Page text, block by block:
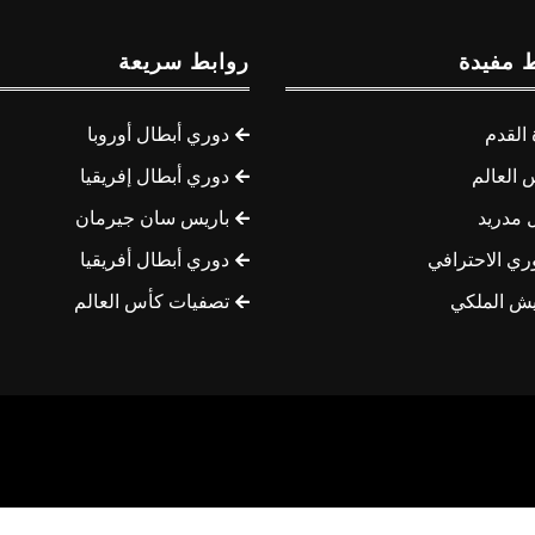
مفيدة
القدم
العالم
مدريد
الاحترافي
الملكي
روابط سريعة
دوري أبطال أوروبا
دوري أبطال إفريقيا
باريس سان جيرمان
دوري أبطال أفريقيا
تصفيات كأس العالم